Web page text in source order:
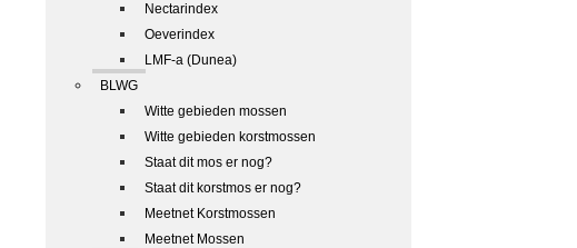
Nectarindex
Oeverindex
LMF-a (Dunea)
BLWG
Witte gebieden mossen
Witte gebieden korstmossen
Staat dit mos er nog?
Staat dit korstmos er nog?
Meetnet Korstmossen
Meetnet Mossen